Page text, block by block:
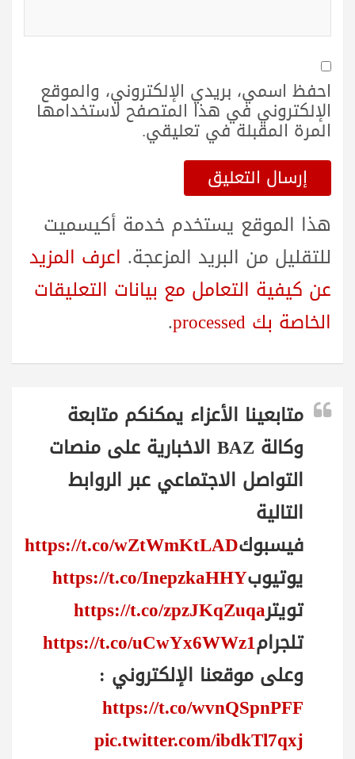
احفظ اسمي، بريدي الإلكتروني، والموقع
الإلكتروني في هذا المتصفح لاستخدامها
المرة المقبلة في تعليقي.
هذا الموقع يستخدم خدمة أكيسميت
للتقليل من البريد المزعجة. اعرف المزيد
عن كيفية التعامل مع بيانات التعليقات
الخاصة بك processed
.
متابعينا الأعزاء يمكنكم متابعة
وكالة BAZ الاخبارية على منصات
التواصل الاجتماعي عبر الروابط
التالية
فيسبوكhttps://t.co/wZtWmKtLAD
يوتيوبhttps://t.co/InepzkaHHY
تويترhttps://t.co/zpzJKqZuqa
تلجرامhttps://t.co/uCwYx6WWz1
وعلى موقعنا الإلكتروني :
https://t.co/wvnQSpnPFF
pic.twitter.com/ibdkTl7qxj